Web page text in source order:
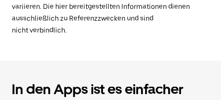
variieren. Die hier bereitgestellten Informationen dienen
ausschließlich zu Referenzzwecken und sind
nicht verbindlich.
In den Apps ist es einfacher